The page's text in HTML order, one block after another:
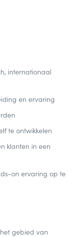
internationaal
en ervaring
te ontwikkelen
klanten in een
on ervaring op te
gebied van